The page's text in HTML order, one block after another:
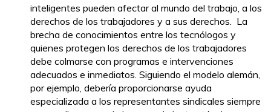
inteligentes pueden afectar al mundo del trabajo, a los
derechos de los trabajadores y a sus derechos. La
brecha de conocimientos entre los tecnólogos y
quienes protegen los derechos de los trabajadores
debe colmarse con programas e intervenciones
adecuados e inmediatos. Siguiendo el modelo alemán,
por ejemplo, debería proporcionarse ayuda
especializada a los representantes sindicales siempre